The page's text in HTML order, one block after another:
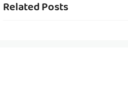
Related Posts